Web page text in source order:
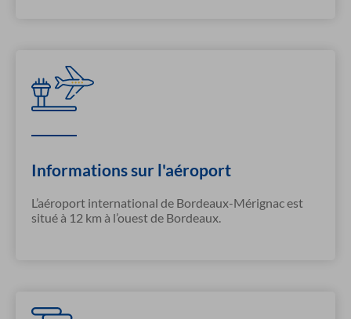
Informations sur l'aéroport
L’aéroport international de Bordeaux-Mérignac est
situé à 12 km à l’ouest de Bordeaux.